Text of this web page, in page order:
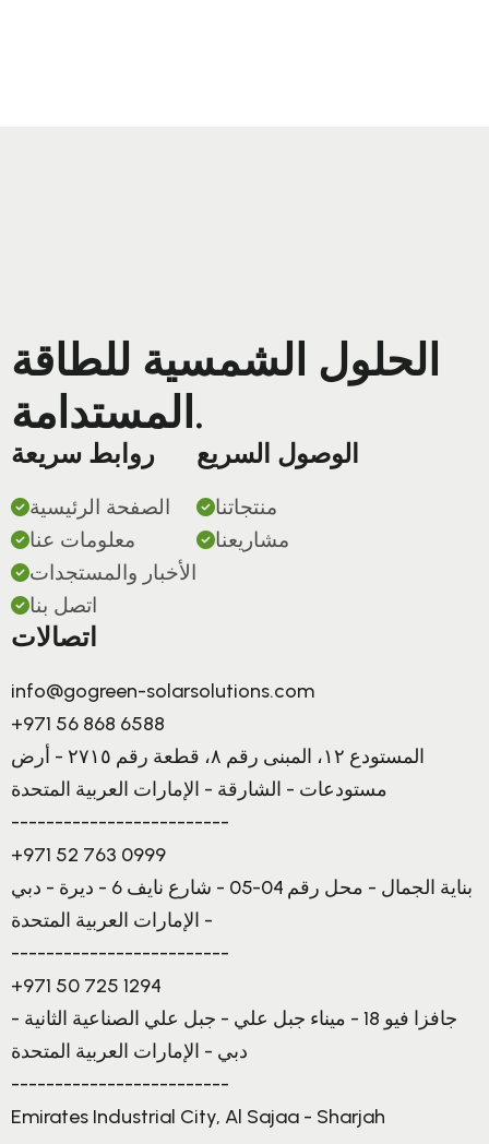
الحلول الشمسية للطاقة
المستدامة.
روابط سريعة
الصفحة الرئيسية
معلومات عنا
الأخبار والمستجدات
اتصل بنا
الوصول السريع
منتجاتنا
مشاريعنا
اتصالات
info@gogreen-solarsolutions.com
+971 56 868 6588
المستودع ١٢، المبنى رقم ٨، قطعة رقم ٢٧١٥ - أرض
مستودعات - الشارقة - الإمارات العربية المتحدة
-------------------------
+971 52 763 0999
بناية الجمال - محل رقم 04-05 - شارع نايف 6 - ديرة - دبي
- الإمارات العربية المتحدة
-------------------------
+971 50 725 1294
جافزا فيو 18 - ميناء جبل علي - جبل علي الصناعية الثانية -
دبي - الإمارات العربية المتحدة
-------------------------
Emirates Industrial City, Al Sajaa - Sharjah